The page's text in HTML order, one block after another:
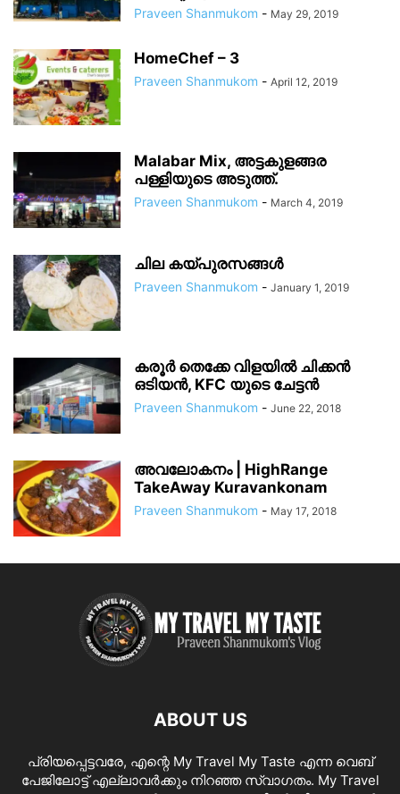
Praveen Shanmukom - May 29, 2019
HomeChef – 3
Praveen Shanmukom - April 12, 2019
Malabar Mix, അട്ടകുളങ്ങര
പള്ളിയുടെ അടുത്ത്.
Praveen Shanmukom - March 4, 2019
ചില കയ്പുരസങ്ങൾ
Praveen Shanmukom - January 1, 2019
കരൂർ തെക്കേ വിളയിൽ ചിക്കൻ
ഒടിയൻ, KFC യുടെ ചേട്ടൻ
Praveen Shanmukom - June 22, 2018
അവലോകനം | HighRange
TakeAway Kuravankonam
Praveen Shanmukom - May 17, 2018
ABOUT US
പ്രിയപ്പെട്ടവരേ, എന്റെ My Travel My Taste എന്ന വെബ്
പേജിലോട്ട് എല്ലാവർക്കും നിറഞ്ഞ സ്വാഗതം. My Travel